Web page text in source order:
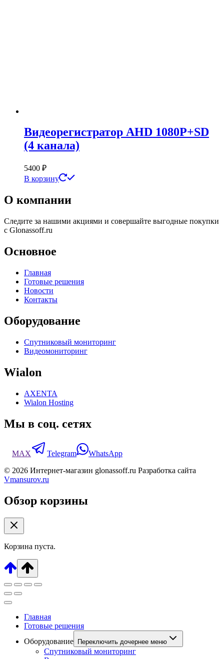
Видеорегистратор AHD 1080Р+SD
(4 канала)
5400 ₽
В корзину
О компании
Следите за нашими акциями и совершайте выгодные покупки
с Glonassoff.ru
Основное
Главная
Готовые решения
Новости
Контакты
Оборудование
Спутниковый мониторинг
Видеомониторинг
Wialon
AXENTA
Wialon Hosting
Мы в соц. сетях
MAX Telegram
WhatsApp
© 2026 Интернет-магазин glonassoff.ru Разработка сайта
Vmansurov.ru
Обзор корзины
Корзина пуста.
Главная
Готовые решения
Оборудование
Переключить дочернее меню
Спутниковый мониторинг